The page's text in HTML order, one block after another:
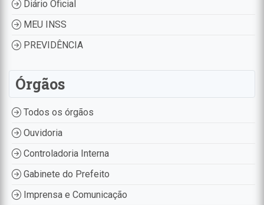
Diário Oficial
MEU INSS
PREVIDÊNCIA
Órgãos
Todos os órgãos
Ouvidoria
Controladoria Interna
Gabinete do Prefeito
Imprensa e Comunicação